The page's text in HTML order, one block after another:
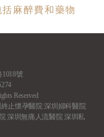
麻醉費和藥物
號
Reserved
止懷孕醫院深圳婦科醫院
深圳無痛人流醫院深圳私